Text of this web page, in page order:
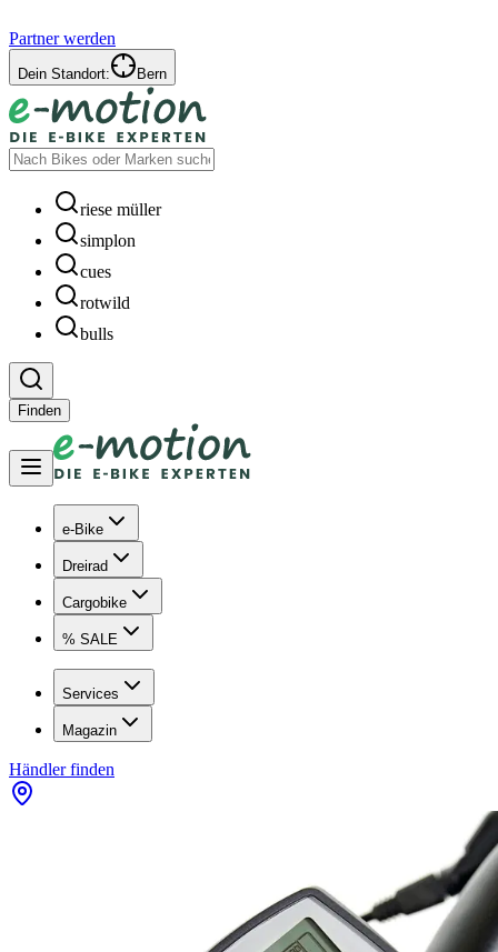
Partner werden
Dein Standort: Bern
riese müller
simplon
cues
rotwild
bulls
Finden
e-Bike
Dreirad
Cargobike
% SALE
Services
Magazin
Händler finden